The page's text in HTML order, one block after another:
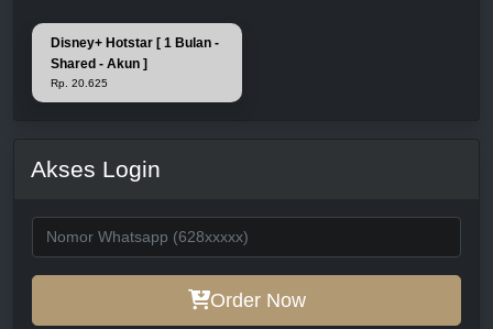
Disney+ Hotstar [ 1 Bulan -
Shared - Akun ]
Rp. 20.625
Akses Login
Order Now